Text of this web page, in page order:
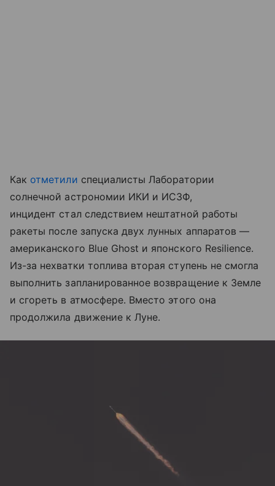
Как отметили специалисты Лаборатории
солнечной астрономии ИКИ и ИСЗФ,
инцидент стал следствием нештатной работы
ракеты после запуска двух лунных аппаратов —
американского Blue Ghost и японского Resilience.
Из-за нехватки топлива вторая ступень не смогла
выполнить запланированное возвращение к Земле
и сгореть в атмосфере. Вместо этого она
продолжила движение к Луне.